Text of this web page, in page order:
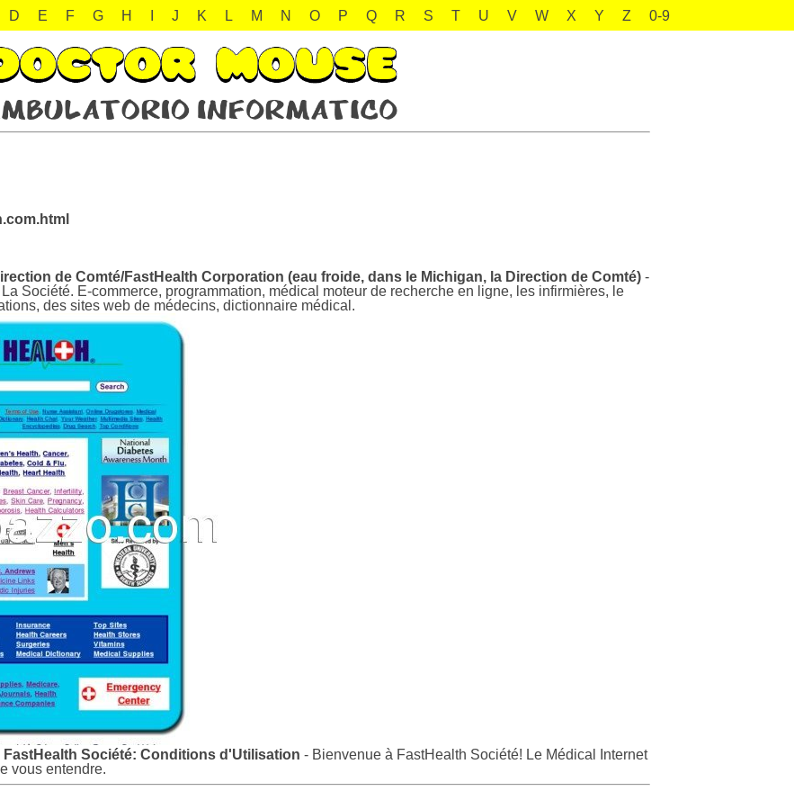
D E F G H J K L M N O P Q R S T U V W X Y Z 0-9
de Comté/FastHealth Corporation (eau froide, dans le Michigan, la Direction de Comté) -
Société. E-commerce, programmation, médical moteur de recherche en ligne, les infirmières, le
des sites web de médecins, dictionnaire médical.
FastHealth Société: Conditions d'Utilisation - Bienvenue à FastHealth Société! Le Médical Internet
vous entendre.